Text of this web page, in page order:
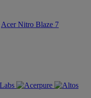
Acer Nitro Blaze 7